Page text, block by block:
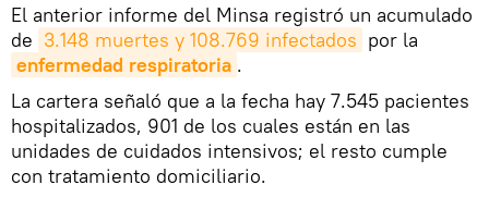
El anterior informe del Minsa registró un acumulado
de 3.148 muertes y 108.769 infectados por la
enfermedad respiratoria .
La cartera señaló que a la fecha hay 7.545 pacientes
hospitalizados, 901 de los cuales están en las
unidades de cuidados intensivos; el resto cumple
con tratamiento domiciliario.